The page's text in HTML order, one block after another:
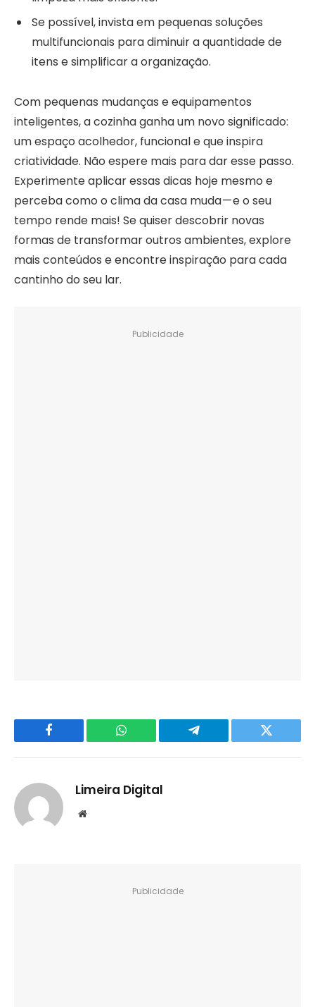
Se possível, invista em pequenas soluções
multifuncionais para diminuir a quantidade de
itens e simplificar a organização.
Com pequenas mudanças e equipamentos
inteligentes, a cozinha ganha um novo significado:
um espaço acolhedor, funcional e que inspira
criatividade. Não espere mais para dar esse passo.
Experimente aplicar essas dicas hoje mesmo e
perceba como o clima da casa muda — e o seu
tempo rende mais! Se quiser descobrir novas
formas de transformar outros ambientes, explore
mais conteúdos e encontre inspiração para cada
cantinho do seu lar.
Publicidade
Facebook WhatsApp Telegram Twitter
Limeira Digital
Website
Publicidade